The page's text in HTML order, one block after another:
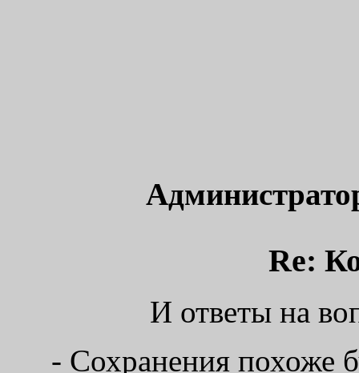
Re:
И ответы на
- Сохранения похоже